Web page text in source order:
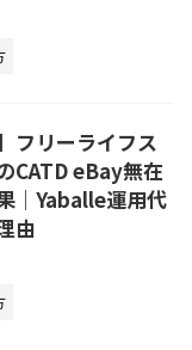
フリーライフス
CATD eBay無在
｜Yaballe運用代
由